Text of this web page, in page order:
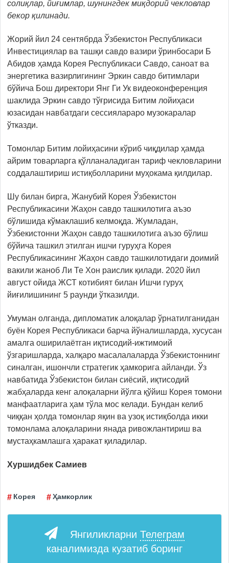
солиқлар, йиғимлар, шунингдек миқдорий чекловлар
бекор қилинади.
Жорий йил 24 сентябрда Ўзбекистон Республикаси
Инвестициялар ва ташқи савдо вазири ўринбосари Б
Абидов ҳамда Корея Республикаси Савдо, саноат ва
энергетика вазирлигининг Эркин савдо битимлари
бўйича Бош директори Янг Ги Ук видеоконференция
шаклида Эркин савдо тўғрисида Битим лойиҳаси
юзасидан навбатдаги сессиялараро музокаралар
ўтказди.
Томонлар Битим лойиҳасини кўриб чиқдилар ҳамда
айрим товарларга қўлланаладиган тариф чекловларини
соддалаштириш истиқболларини муҳокама қилдилар.
Шу билан бирга, Жанубий Корея Ўзбекистон
Республикасини Жаҳон савдо ташкилотига аъзо
бўлишида кўмаклашиб келмоқда. Жумладан,
Ўзбекистонни Жаҳон савдо ташкилотига аъзо бўлиш
бўйича ташкил этилган ишчи гуруҳга Корея
Республикасининг Жаҳон савдо ташкилотидаги доимий
вакили жаноб Ли Те Хон раислик қилади. 2020 йил
август ойида ЖСТ котибият билан Ишчи гуруҳ
йиғилишининг 5 раунди ўтказилди.
Умуман олганда, дипломатик алоқалар ўрнатилганидан
буён Корея Республикаси барча йўналишларда, хусусан
амалга оширилаётган иқтисодий-ижтимоий
ўзгаришларда, халқаро масалалаларда Ўзбекистоннинг
синалган, ишончли стратегик ҳамкорига айланди. Ўз
навбатида Ўзбекистон билан сиёсий, иқтисодий
жабҳаларда кенг алоқаларни йўлга қўйиш Корея томони
манфаатларига ҳам тўла мос келади. Бундан келиб
чиққан ҳолда томонлар яқин ва узоқ истиқболда икки
томонлама алоқаларини янада ривожлантириш ва
мустаҳкамлашга ҳаракат қиладилар.
Хуршидбек Самиев
Корея Ҳамкорлик
Янгиликларни Телеграм
каналимизда кузатиб боринг